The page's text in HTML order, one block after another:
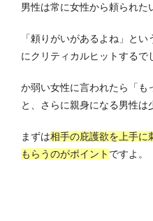
男性は常に女性から頼られた
「頼りがいがあるよね」と
にクリティカルヒットするで
か弱い女性に言われたら「も
と、さらに親身になる男性は
まずは相手の庇護欲を上手に
もらうのがポイント ですよ。